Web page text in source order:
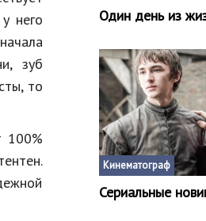
него
зуб
то
100%
Один день из
Кинематограф
Сериальные